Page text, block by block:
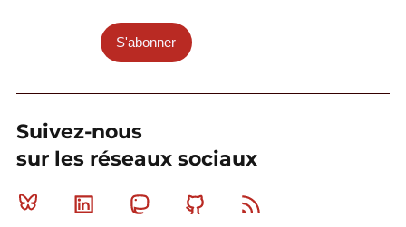
S'abonner
Suivez-nous
sur les réseaux sociaux
Bluesky Linkedin MastodonGithub